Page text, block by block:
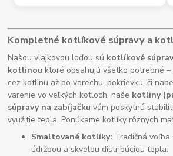
Kompletné kotlíkové súpravy a
Našou vlajkovou loďou sú kotlíkové
kotlinou ktoré obsahujú všetko potrebné
cez kotlinu až po varechu, pokrievku, či
varenie vo veľkých kotloch, naše kotliny
súpravy na zabíjačku vám poskytnú
využitie tepla. Ponúkame kotlíky rôznych
Smaltované kotlíky: Tradičná
údržbou a skvelou distribúciou tepla.